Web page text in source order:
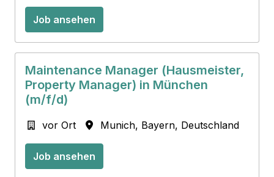
Job ansehen
Maintenance Manager (Hausmeister,
Property Manager) in München
(m/f/d)
vor Ort Munich, Bayern, Deutschland
Job ansehen